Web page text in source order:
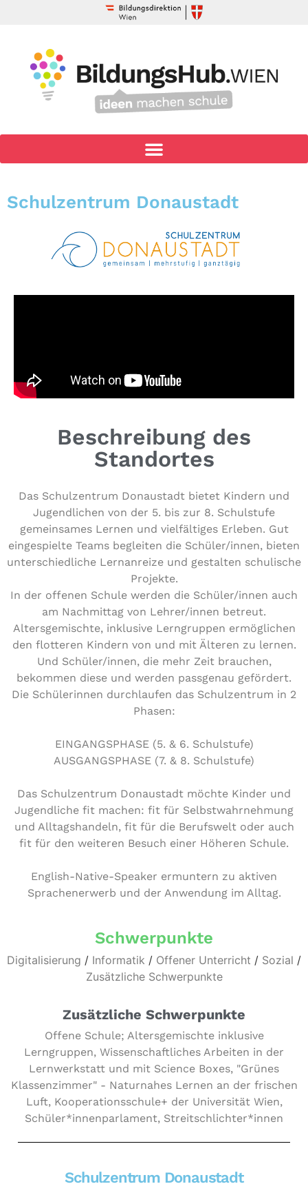
Schulzentrum Donaustadt
Beschreibung des
Standortes
Das Schul­zen­trum Donau­stadt bietet Kindern und
Jugend­li­chen von der 5. bis zur 8. Schul­stu­fe
gemein­sa­mes Lernen und viel­fäl­ti­ges Erleben. Gut
ein­ge­spiel­te Teams begleiten die Schüler/​innen, bieten
unter­schied­li­che Lern­an­rei­ze und gestalten schu­li­sche
Projekte.
In der offenen Schule werden die Schüler/​innen auch
am Nach­mit­tag von Lehrer/​innen betreut.
Alters­ge­misch­te, inklusive Lern­grup­pen ermög­li­chen
den flotteren Kindern von und mit Älteren zu lernen.
Und Schüler/​innen, die mehr Zeit brauchen,
bekommen diese und werden passgenau gefördert.
Die Schü­le­rin­nen durch­lau­fen das Schul­zen­trum in 2
Phasen:
EIN­GANGS­PHA­SE (5. & 6. Schulstufe)
AUS­GANGS­PHA­SE (7. & 8. Schulstufe)
Das Schul­zen­trum Donau­stadt möchte Kinder und
Jugend­li­che fit machen: fit für Selbst­wahr­neh­mung
und All­tags­han­deln, fit für die Berufs­welt oder auch
fit für den weiteren Besuch einer Höheren Schule.
English-Native-Speaker ermuntern zu aktiven
Spra­che­n­er­werb und der Anwendung im Alltag.
Schwerpunkte
Digitalisierung / Informatik / Offener Unterricht / Sozial /
Zusätzliche Schwerpunkte
Zusätzliche Schwerpunkte
Offene Schule; Altersgemischte inklusive
Lerngruppen, Wissenschaftliches Arbeiten in der
Lernwerkstatt und mit Science Boxes, "Grünes
Klassenzimmer" - Naturnahes Lernen an der frischen
Luft, Kooperationsschule+ der Universität Wien,
Schüler*innenparlament, Streitschlichter*innen
Schulzentrum Donaustadt